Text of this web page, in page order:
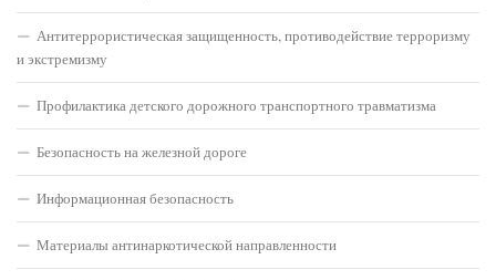
Антитеррористическая защищенность, противодействие терроризму
и экстремизму
Профилактика детского дорожного транспортного травматизма
Безопасность на железной дороге
Информационная безопасность
Материалы антинаркотической направленности